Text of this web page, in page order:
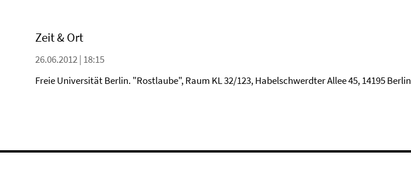
Zeit & Ort
26.06.2012 | 18:15
Freie Universität Berlin. "Rostlaube", Raum KL 32/123, Habelschwerdter Allee 45, 14195 Berlin